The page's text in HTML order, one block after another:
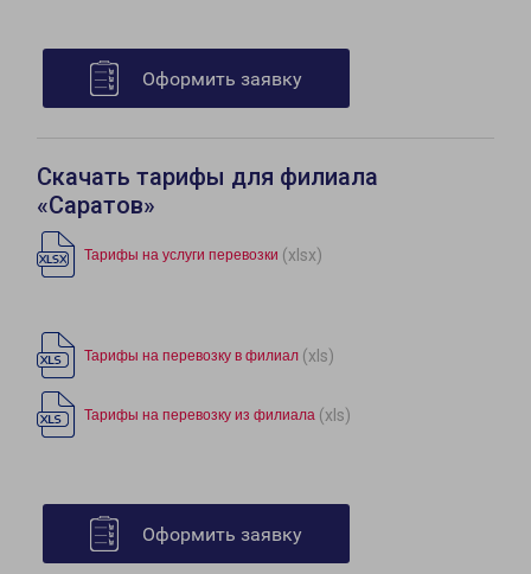
Оформить заявку
Скачать тарифы для филиала
«Саратов»
Тарифы на услуги перевозки (xlsx)
Тарифы на перевозку в филиал (xls)
Тарифы на перевозку из филиала (xls)
Оформить заявку